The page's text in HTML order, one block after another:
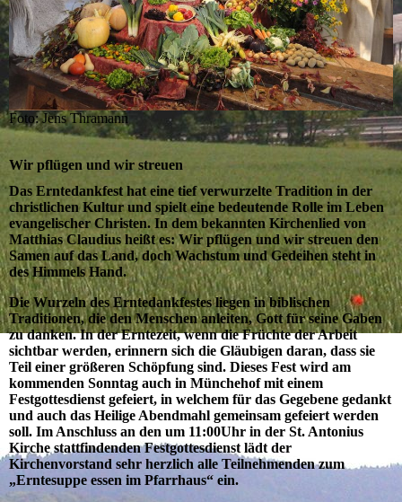
Foto: Jens Thramann
Wir pflügen und wir streuen
Das Erntedankfest hat eine tief verwurzelte Tradition in der
christlichen Kultur und spielt eine bedeutende Rolle im Leben
evangelischer Christen. In dem bekannten Kirchenlied von
Matthias Claudius heißt es: Wir pflügen und wir streuen den
Samen auf das Land, doch Wachstum und Gedeihen steht in
des Himmels Hand.
Die Wurzeln des Erntedankfestes liegen in biblischen
Traditionen, die den Menschen anleiten, Gott für seine Gaben
zu danken. In der Erntezeit, wenn die Früchte der Arbeit
sichtbar werden, erinnern sich die Gläubigen daran, dass sie
Teil einer größeren Schöpfung sind. Dieses Fest wird am
kommenden Sonntag auch in Münchehof mit einem
Festgottesdienst gefeiert, in welchem für das Gegebene gedankt
und auch das Heilige Abendmahl gemeinsam gefeiert werden
soll. Im Anschluss an den um 11:00Uhr in der St. Antonius
Kirche stattfindenden Festgottesdienst lädt der
Kirchenvorstand sehr herzlich alle Teilnehmenden zum
„Erntesuppe essen im Pfarrhaus“ ein.